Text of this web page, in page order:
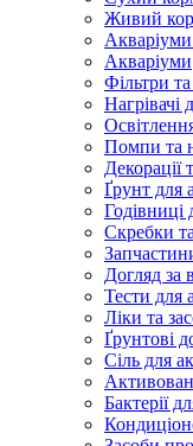
Живий
Акваріуми
Фільтри
Нагрівачі
Помпи та
Декорації
Ґрунт для
Годівниці
Скребки
Догляд за
Тести для
Ліки та
Ґрунтові
Сіль для
Бактерії